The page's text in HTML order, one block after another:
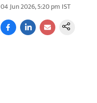
04 Jun 2026, 5:20 pm IST